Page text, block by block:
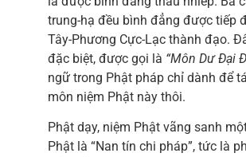
trung-hạ đều bình đẳng được tiếp
Tây-Phương Cực-Lạc thành đạo.
đặc biệt, được gọi là “Môn Dư Đại
ngữ trong Phật pháp chỉ dành để
môn niệm Phật này thôi.
Phật dạy, niệm Phật vãng sanh
Phật là “Nan tín chi pháp”, tức là